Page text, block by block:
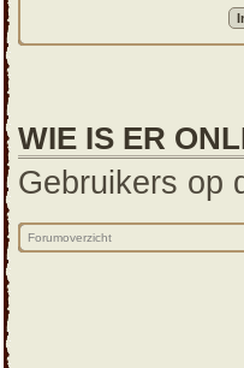
WIE IS ER
Gebruikers op
Forumoverzicht